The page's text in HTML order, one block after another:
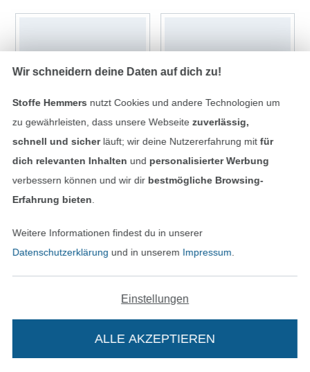
Plotterdatei Selbernähen.net Team Nordsee
1,99 € / Stk 2,49 € / Stk
DIGITAL
Plotterdatei Selbernähen.net Möwe Fiete
2,49 € / Stk
DIGITAL
1,99 € / Stk
Wir schneidern deine Daten auf dich zu!
Stoffe Hemmers nutzt Cookies und andere Technologien um
zu gewährleisten, dass unsere Webseite zuverlässig,
schnell und sicherläuft; wir deine Nutzererfahrung mitfür
dich relevanten Inhalten und personalisierter Werbung
verbessern können und wir dir bestmögliche Browsing-
Erfahrung bieten
Weitere Informationen findest du in unserer
Datenschutzerklärung und in unserem Impressum
Einstellungen
ALLE AKZEPTIEREN